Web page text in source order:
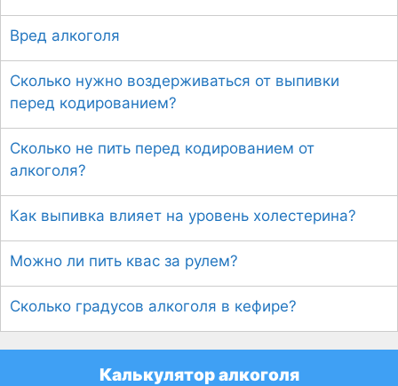
Вред алкоголя
Сколько нужно воздерживаться от выпивки
перед кодированием?
Сколько не пить перед кодированием от
алкоголя?
Как выпивка влияет на уровень холестерина?
Можно ли пить квас за рулем?
Сколько градусов алкоголя в кефире?
Калькулятор алкоголя